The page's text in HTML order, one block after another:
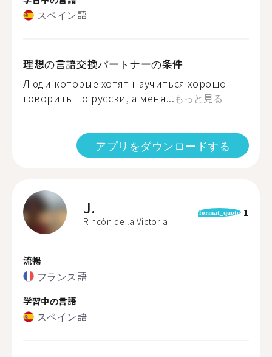
スペイン語
理想の言語交換パートナーの条件
Люди которые хотят научиться хорошо
говорить по русски, а меня...もっと見る
アプリをダウンロードする
J.
Rincón de la Victoria
format_quote 1
流暢
フランス語
学習中の言語
スペイン語